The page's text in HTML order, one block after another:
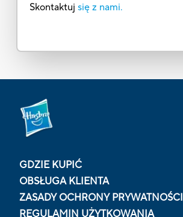
Skontaktuj się z nami.
GDZIE KUPIĆ
OBSŁUGA KLIENTA
ZASADY OCHRONY PRYWATNOŚCI
REGULAMIN UŻYTKOWANIA